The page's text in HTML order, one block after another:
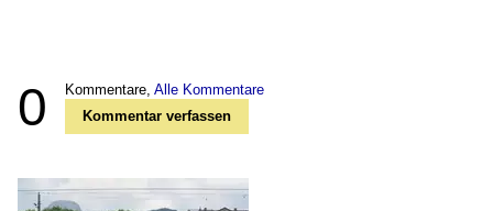
0 Kommentare, Alle Kommentare
Kommentar verfassen